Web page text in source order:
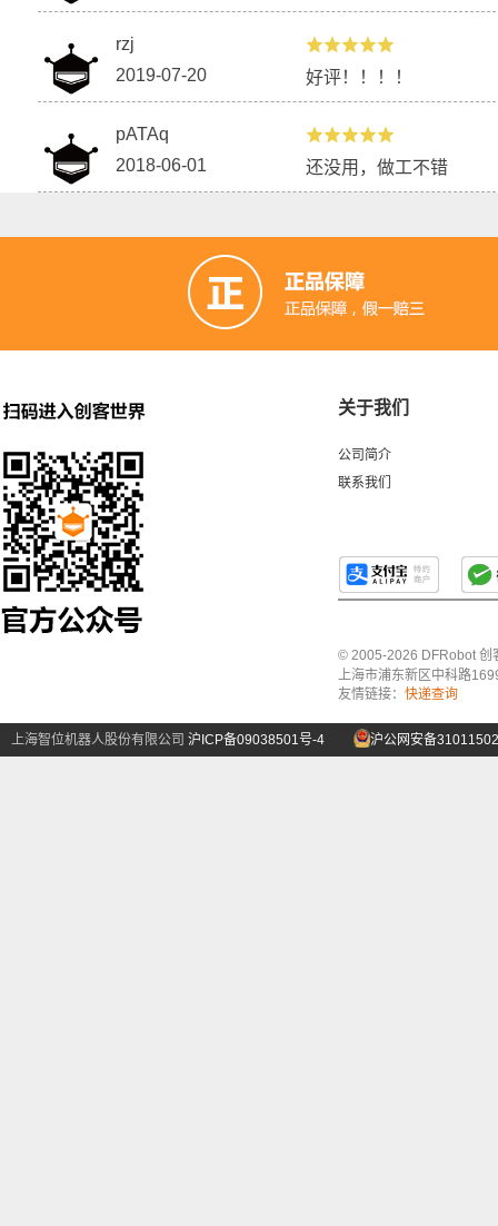
rzj
2019-07-20
好评！！！！
pATAq
2018-06-01
还没用，做工不错
关于我们
公司简介
联系我们
© 2005-2026 DFRobot 创
上海市浦东新区中科路
友情链接： 快递查询
上海智位机器人股份有限公司 沪ICP备09038501号-4 沪公网安备